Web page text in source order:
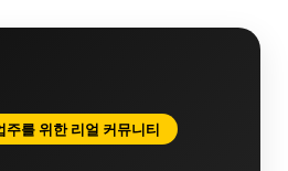
주를 위한 리얼 커뮤니티